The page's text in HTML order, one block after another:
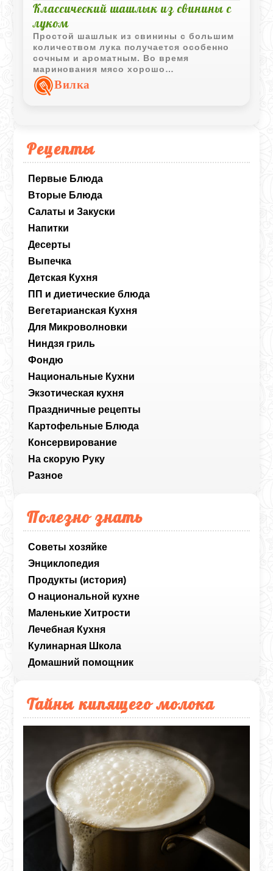
Рецепты
Первые Блюда
Вторые Блюда
Салаты и Закуски
Напитки
Десерты
Выпечка
Детская Кухня
ПП и диетические блюда
Вегетарианская Кухня
Для Микроволновки
Ниндзя гриль
Фондю
Национальные Кухни
Экзотическая кухня
Праздничные рецепты
Картофельные Блюда
Консервирование
На скорую Руку
Разное
Полезно знать
Советы хозяйке
Энциклопедия
Продукты (история)
О национальной кухне
Маленькие Хитрости
Лечебная Кухня
Кулинарная Школа
Домашний помощник
Тайны кипящего молока
Классический шашлык из свинины с
луком
Простой шашлык из свинины с большим
количеством лука получается особенно
сочным и ароматным. Во время
маринования мясо хорошо
пропитывается луковым соком, а жар на
углях придает ему аппетитный дымный
Вилка